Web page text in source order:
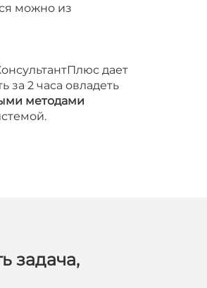
можно из
дает
за 2 часа овладеть
методами
задача,